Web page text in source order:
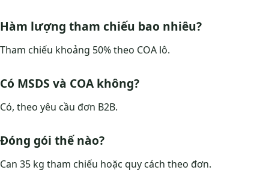
Hàm lượng tham chiếu bao nhiêu?
Tham chiếu khoảng 50% theo COA lô.
Có MSDS và COA không?
Có, theo yêu cầu đơn B2B.
Đóng gói thế nào?
Can 35 kg tham chiếu hoặc quy cách theo đơn.